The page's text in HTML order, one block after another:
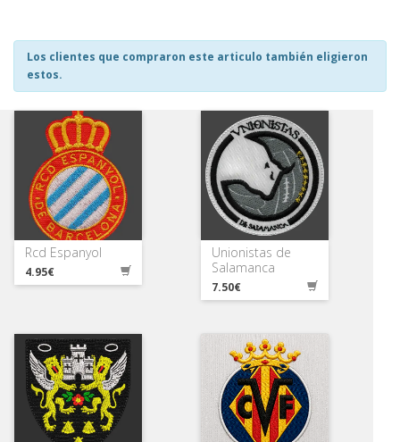
Los clientes que compraron este articulo también eligieron
estos.
Rcd Espanyol
4.95€
Unionistas de
Salamanca
7.50€